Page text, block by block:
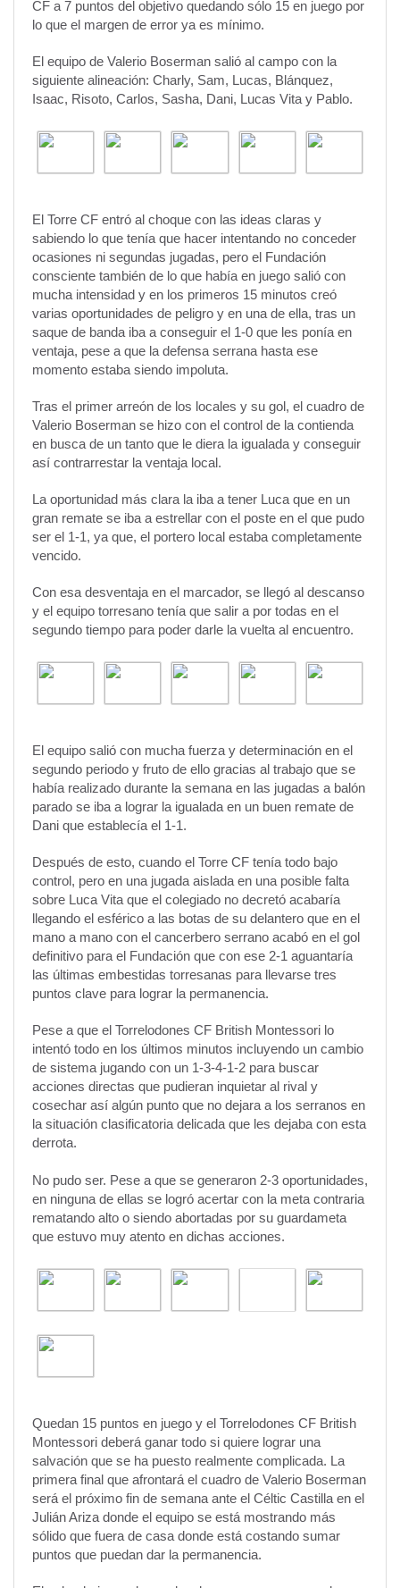
CF a 7 puntos del objetivo quedando sólo 15 en juego por
lo que el margen de error ya es mínimo.
El equipo de Valerio Boserman salió al campo con la
siguiente alineación: Charly, Sam, Lucas, Blánquez,
Isaac, Risoto, Carlos, Sasha, Dani, Lucas Vita y Pablo.
El Torre CF entró al choque con las ideas claras y
sabiendo lo que tenía que hacer intentando no conceder
ocasiones ni segundas jugadas, pero el Fundación
consciente también de lo que había en juego salió con
mucha intensidad y en los primeros 15 minutos creó
varias oportunidades de peligro y en una de ella, tras un
saque de banda iba a conseguir el 1-0 que les ponía en
ventaja, pese a que la defensa serrana hasta ese
momento estaba siendo impoluta.
Tras el primer arreón de los locales y su gol, el cuadro de
Valerio Boserman se hizo con el control de la contienda
en busca de un tanto que le diera la igualada y conseguir
así contrarrestar la ventaja local.
La oportunidad más clara la iba a tener Luca que en un
gran remate se iba a estrellar con el poste en el que pudo
ser el 1-1, ya que, el portero local estaba completamente
vencido.
Con esa desventaja en el marcador, se llegó al descanso
y el equipo torresano tenía que salir a por todas en el
segundo tiempo para poder darle la vuelta al encuentro.
El equipo salió con mucha fuerza y determinación en el
segundo periodo y fruto de ello gracias al trabajo que se
había realizado durante la semana en las jugadas a balón
parado se iba a lograr la igualada en un buen remate de
Dani que establecía el 1-1.
Después de esto, cuando el Torre CF tenía todo bajo
control, pero en una jugada aislada en una posible falta
sobre Luca Vita que el colegiado no decretó acabaría
llegando el esférico a las botas de su delantero que en el
mano a mano con el cancerbero serrano acabó en el gol
definitivo para el Fundación que con ese 2-1 aguantaría
las últimas embestidas torresanas para llevarse tres
puntos clave para lograr la permanencia.
Pese a que el Torrelodones CF British Montessori lo
intentó todo en los últimos minutos incluyendo un cambio
de sistema jugando con un 1-3-4-1-2 para buscar
acciones directas que pudieran inquietar al rival y
cosechar así algún punto que no dejara a los serranos en
la situación clasificatoria delicada que les dejaba con esta
derrota.
No pudo ser. Pese a que se generaron 2-3 oportunidades,
en ninguna de ellas se logró acertar con la meta contraria
rematando alto o siendo abortadas por su guardameta
que estuvo muy atento en dichas acciones.
Quedan 15 puntos en juego y el Torrelodones CF British
Montessori deberá ganar todo si quiere lograr una
salvación que se ha puesto realmente complicada. La
primera final que afrontará el cuadro de Valerio Boserman
será el próximo fin de semana ante el Céltic Castilla en el
Julián Ariza donde el equipo se está mostrando más
sólido que fuera de casa donde está costando sumar
puntos que puedan dar la permanencia.